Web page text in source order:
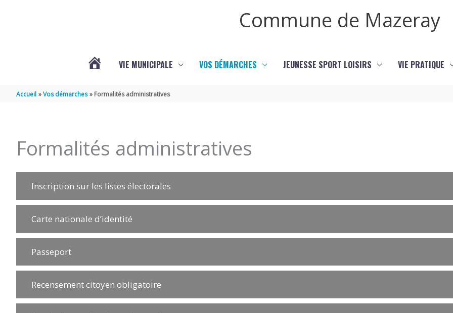
Commune de Mazeray
MAZERAY
VIE MUNICIPALE VOS DÉMARCHES JEUNESSE SPORT LOISIRS VIE PRATIQUE
Accueil Vos démarches Formalités administratives
Formalités administratives
Inscription sur les listes électorales
Carte nationale d’identité
Passeport
Recensement citoyen obligatoire